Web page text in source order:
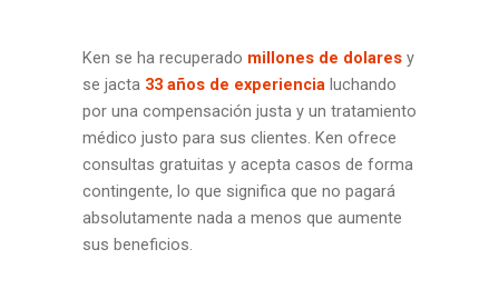
Ken se ha recuperado millones de dolares y
se jacta 33 años de experiencia luchando
por una compensación justa y un tratamiento
médico justo para sus clientes. Ken ofrece
consultas gratuitas y acepta casos de forma
contingente, lo que significa que no pagará
absolutamente nada a menos que aumente
sus beneficios.